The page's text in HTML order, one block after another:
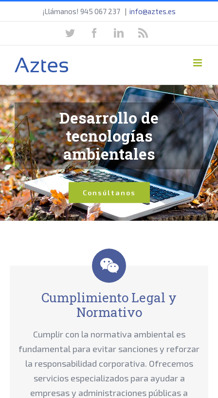
al
¡Llámanos! 945 067 237 | info@aztes.es
twitter facebooklinkedin
Desarrollo de
tecnologías
ambientales
Consúltanos
Cumplimiento Legal y
Normativo
Cumplir con la normativa ambiental es
fundamental para evitar sanciones y reforzar
la responsabilidad corporativa. Ofrecemos
servicios especializados para ayudar a
empresas y administraciones públicas a